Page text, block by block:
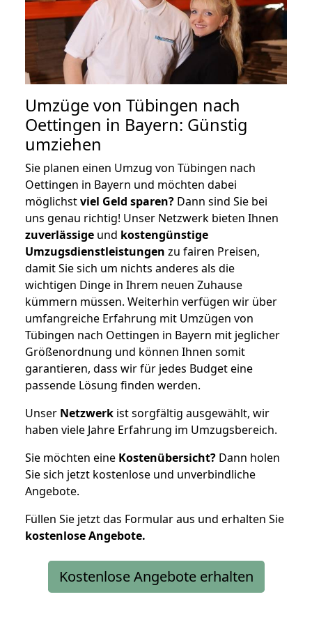
Umzüge von Tübingen nach
Oettingen in Bayern: Günstig
umziehen
Sie planen einen Umzug von Tübingen nach
Oettingen in Bayern und möchten dabei
möglichstviel Geld sparen? Dann sind Sie bei
uns genau richtig! Unser Netzwerk bieten Ihnen
zuverlässige und kostengünstige
Umzugsdienstleistungen zu fairen Preisen,
damit Sie sich um nichts anderes als die
wichtigen Dinge in Ihrem neuen Zuhause
kümmern müssen. Weiterhin verfügen wir über
umfangreiche Erfahrung mit Umzügen von
Tübingen nach Oettingen in Bayern mit jeglicher
Größenordnung und können Ihnen somit
garantieren, dass wir für jedes Budget eine
passende Lösung finden werden.
Unser Netzwerk ist sorgfältig ausgewählt, wir
haben viele Jahre Erfahrung im Umzugsbereich.
Sie möchten eine Kostenübersicht? Dann holen
Sie sich jetzt kostenlose und unverbindliche
Angebote.
Füllen Sie jetzt das Formular aus und erhalten Sie
kostenloseAngebote.
Kostenlose Angebote erhalten